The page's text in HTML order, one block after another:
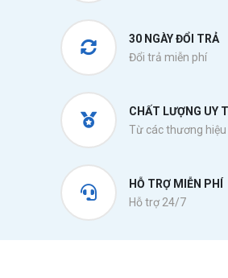
30 NGÀY ĐỔI TRẢ
Đổi trả miễn phí
CHẤT LƯỢNG UY
Từ các thương hiệu
HỖ TRỢ MIỄN PHÍ
Hỗ trợ 24/7